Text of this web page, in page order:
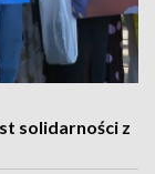
solidarności z